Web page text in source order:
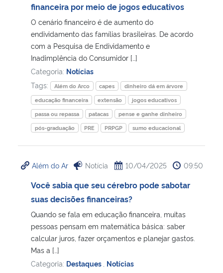
Ministério da Mulher, da Família e dos Direitos Humanos
Secretaria-Geral
Secretaria de Governo
Gabinete de Segurança Institucional
Advocacia-Geral da União
financeira por meio de jogos educativos
O cenário financeiro é de aumento do
endividamento das famílias brasileiras. De acordo
com a Pesquisa de Endividamento e
Inadimplência do Consumidor […]
Categoria: Notícias
Tags:
Além do Arco capes
dinheiro dá em árvore
educação financeira
extensão
jogos educativos
passa ou repassa
patacas
pense e ganhe dinheiro
pós-graduação
PRE PRPGP sumo educacional
Além do Ar Notícia 10/04/2025 09:50
Você sabia que seu cérebro pode sabotar
suas decisões financeiras?
Quando se fala em educação financeira, muitas
pessoas pensam em matemática básica: saber
calcular juros, fazer orçamentos e planejar gastos.
Mas a […]
Categoria: Destaques Notícias